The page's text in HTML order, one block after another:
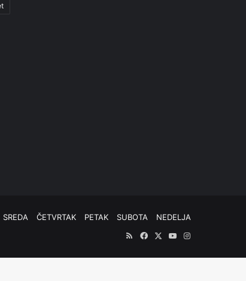
SREDA ČETVRTAK PETAK SUBOTA
NEDELJA
RSSFacebook
X YouTubeInstagram